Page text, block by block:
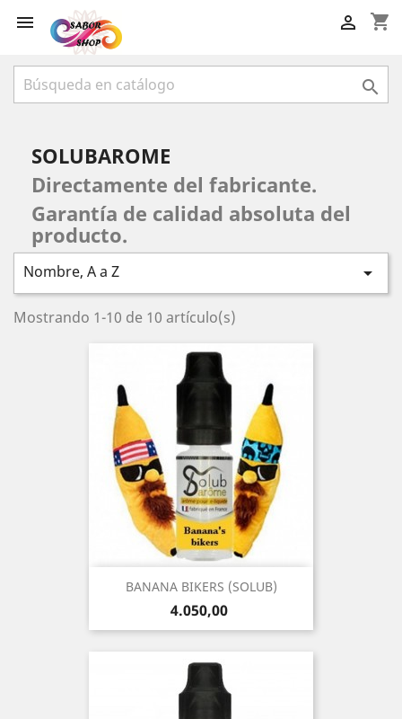
 shopping_cart


SOLUBAROME
Directamente del fabricante.
Garantía de calidad absoluta del
producto.
Nombre, A a Z 
Mostrando 1-10 de 10 artículo(s)
BANANA BIKERS (SOLUB)
Precio
4.050,00